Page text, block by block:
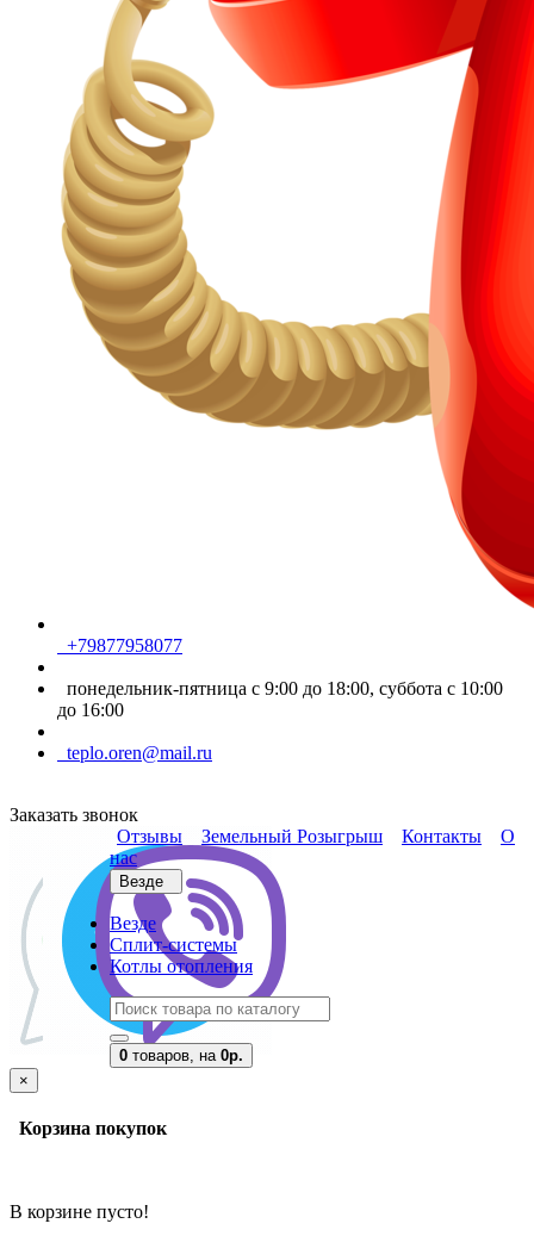
+79877958077
понедельник-пятница с 9:00 до 18:00, суббота с 10:00
до 16:00
teplo.oren@mail.ru
Заказать звонок
Отзывы
Земельный Розыгрыш Контакты
О
нас
Везде
Везде
Сплит-системы
Котлы отопления
0 товаров, на 0р.
×
Корзина покупок
В корзине пусто!